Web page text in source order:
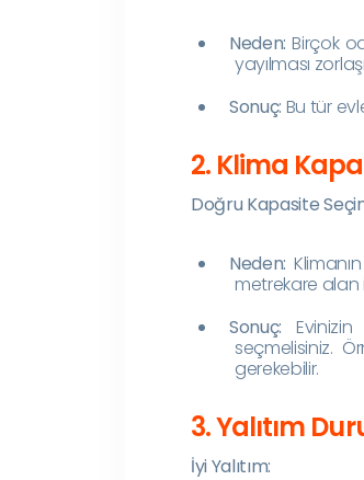
Neden: Birçok
yayılması
Sonuç: Bu tür
2. Klima
Doğru Kapasite
Neden:
metrekare alan
Sonuç:
seçmelisiniz.
gerekebilir.
3. Yalıtım
İyi Yalıtım: